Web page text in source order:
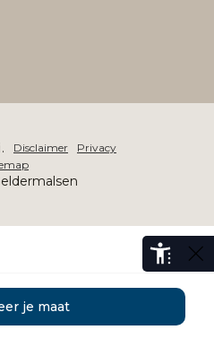
je maat
Disclaimer
Privacy